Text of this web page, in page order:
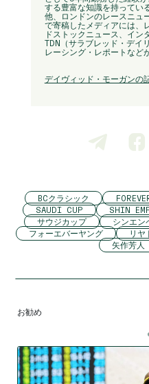
する豊富な知識を持ってい
他、ロンドンのレースニュ
で寄稿したメディアには、
ドストックニュース、イン
TDN（サラブレッド・デイ
レーシング・レポートなど
デイヴィッド・モーガンの
BCクラシック
SAUDI CUP
SHIN
サウジカップ
シンエン
フォーエバーヤング
リヤ
矢作芳人
お勧め